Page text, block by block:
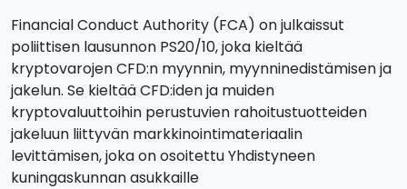
Financial Conduct Authority (FCA) on julkaissut
poliittisen lausunnon PS20/10, joka kieltää
kryptovarojen CFD:n myynnin, myynninedistämisen ja
jakelun. Se kieltää CFD:iden ja muiden
kryptovaluuttoihin perustuvien rahoitustuotteiden
jakeluun liittyvän markkinointimateriaalin
levittämisen, joka on osoitettu Yhdistyneen
kuningaskunnan asukkaille